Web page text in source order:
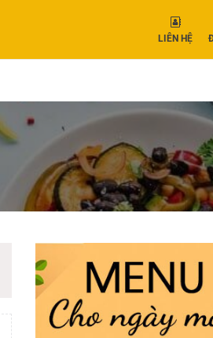
LIÊN HỆ